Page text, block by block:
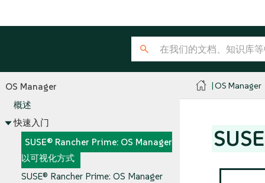
OS Manager
概述
快速入门
SUSE® Rancher Prime: OS Manager
以可视化方式
SUSE® Rancher Prime: OS Manager
OS Manager